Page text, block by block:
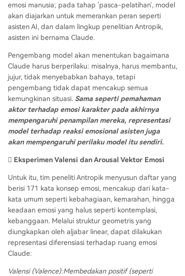
emosi manusia; pada tahap 'pasca-pelatihan', model
akan diajarkan untuk memerankan peran seperti
asisten AI, dan dalam lingkup penelitian Antropik,
asisten ini bernama Claude.
Pengembang model akan menentukan bagaimana
Claude harus berperilaku: misalnya, harus membantu,
jujur, tidak menyebabkan bahaya, tetapi
pengembang tidak dapat mencakup semua
kemungkinan situasi. Sama seperti pemahaman
aktor terhadap emosi karakter pada akhirnya
mempengaruhi penampilan mereka, representasi
model terhadap reaksi emosional asisten juga
akan mempengaruhi perilaku model itu sendiri.
🫆 Eksperimen Valensi dan Arousal Vektor Emosi
Untuk itu, tim peneliti Antropik menyusun daftar yang
berisi 171 kata konsep emosi, mencakup dari kata-
kata umum seperti kebahagiaan, kemarahan, hingga
keadaan emosi yang halus seperti kontemplasi,
kebanggaan. Melalui struktur geometris yang
diungkapkan oleh aljabar linear, dapat dilakukan
representasi diferensiasi terhadap ruang emosi
Claude:
Valensi (Valence):Membedakan positif (seperti